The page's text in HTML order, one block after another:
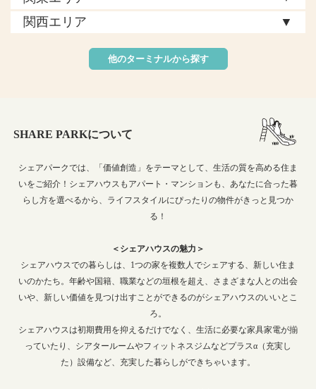
関西エリア
▼
他のターミナルから探す
SHARE PARKについて
シェアパークでは、「価値創造」をテーマとして、生活の質を高める住ま
いをご紹介！シェアハウスもアパート・マンションも、あなたに合った暮
らし方を選べるから、ライフスタイルにぴったりの物件がきっと見つか
る！
＜シェアハウスの魅力＞
シェアハウスでの暮らしは、1つの家を複数人でシェアする、新しい住ま
いのかたち。年齢や国籍、職業などの垣根を超え、さまざまな人との出会
いや、新しい価値を見つけ出すことができるのがシェアハウスのいいとこ
ろ。
シェアハウスは初期費用を抑えるだけでなく、生活に必要な家具家電が揃
っていたり、シアタールームやフィットネスジムなどプラスα（充実し
た）設備など、充実した暮らしができちゃいます。